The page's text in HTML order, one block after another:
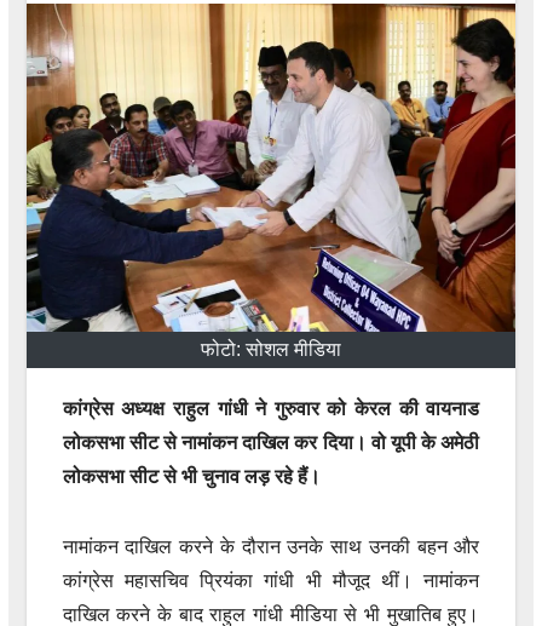
फोटो: सोशल मीडिया
कांग्रेस अध्यक्ष राहुल गांधी ने गुरुवार को केरल की वायनाड
लोकसभा सीट से नामांकन दाखिल कर दिया। वो यूपी के अमेठी
लोकसभा सीट से भी चुनाव लड़ रहे हैं।
नामांकन दाखिल करने के दौरान उनके साथ उनकी बहन और
कांग्रेस महासचिव प्रियंका गांधी भी मौजूद थीं। नामांकन
दाखिल करने के बाद राहुल गांधी मीडिया से भी मुखातिब हुए।